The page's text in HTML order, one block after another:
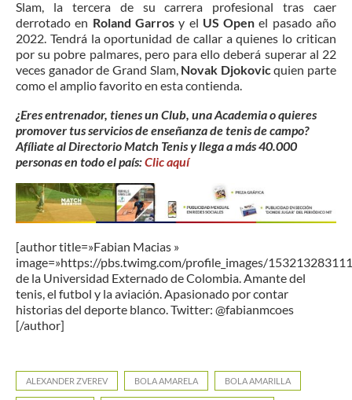
Slam, la tercera de su carrera profesional tras caer
derrotado en Roland Garrosy el US Open el pasado año
2022. Tendrá la oportunidad de callar a quienes lo critican
por su pobre palmares, pero para ello deberá superar al 22
veces ganador de Grand Slam, Novak Djokovic quien parte
como el amplio favorito en esta contienda.
¿Eres entrenador, tienes un Club, una Academia o quieres
promover tus servicios de enseñanza de tenis de campo?
Afíliate al Directorio Match Tenis y llega a más 40.000
personas en todo el país:Clic aquí
[author title=»Fabian Macias »
image=»https://pbs.twimg.com/profile_images/
de la Universidad Externado de Colombia. Amante del
tenis, el futbol y la aviación. Apasionado por contar
historias del deporte blanco. Twitter: @fabianmcoes
[/author]
ALEXANDER ZVEREV BOLA AMARELA BOLA AMARILLA